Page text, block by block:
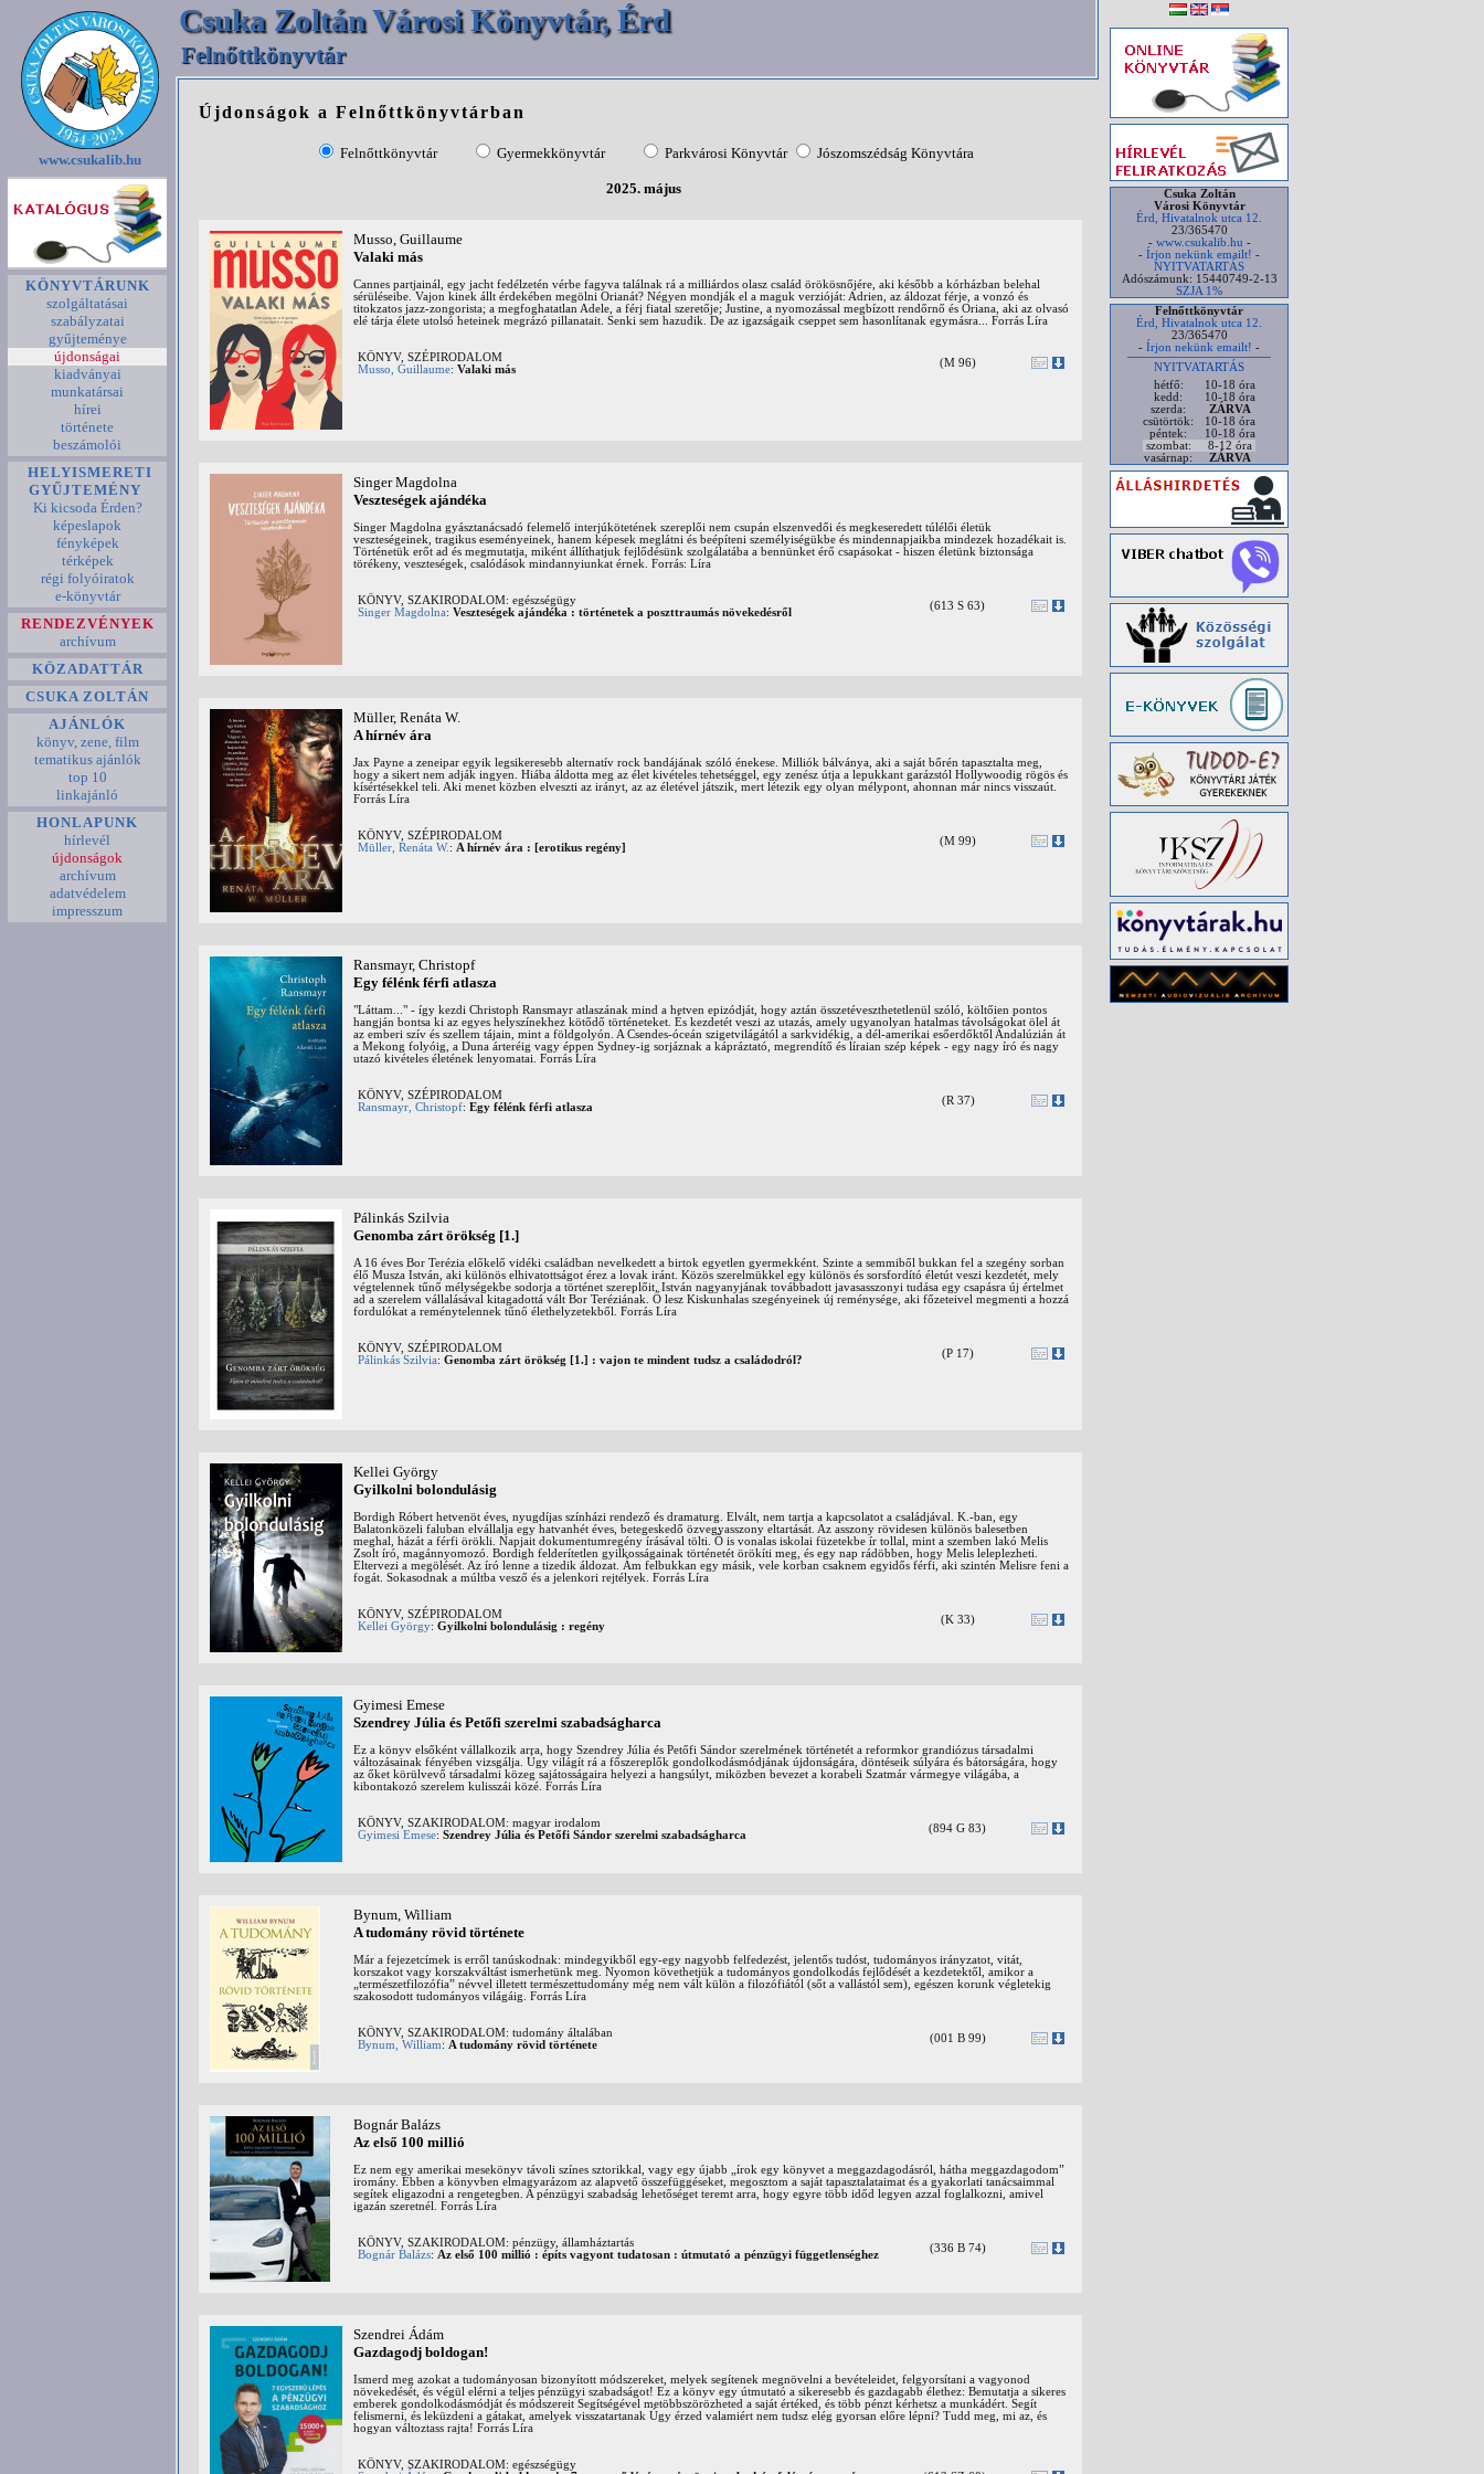
Csuka Zoltán Városi Könyvtár, Érd
Felnőttkönyvtár
www.csukalib.hu
KÖNYVTÁRUNK
szolgáltatásai
szabályzatai
gyűjteménye
újdonságai
kiadványai
munkatársai
hírei
története
beszámolói
HELYISMERETI
GYŰJTEMÉNY
Ki kicsoda Érden?
képeslapok
fényképek
térképek
régi folyóiratok
e-könyvtár
RENDEZVÉNYEK
archívum
KÖZADATTÁR
CSUKA ZOLTÁN
AJÁNLÓK
könyv, zene, film
tematikus ajánlók
top 10
linkajánló
HONLAPUNK
hírlevél
újdonságok
archívum
adatvédelem
impresszum
Újdonságok a Felnőttkönyvtárban
Felnőttkönyvtár Gyermekkönyvtár Parkvárosi Könyvtár Jószomszédság Könyvtára
2025. május
Musso, Guillaume
Valaki más
Cannes partjainál, egy jacht fedélzetén vérbe fagyva találnak rá a milliárdos olasz család örökösnőjére, aki később a kórházban belehal
sérüléseibe. Vajon kinek állt érdekében megölni Orianát? Négyen mondják el a maguk verzióját: Adrien, az áldozat férje, a vonzó és
titokzatos jazz-zongorista; a megfoghatatlan Adele, a férj fiatal szeretője; Justine, a nyomozással megbízott rendőrnő és Oriana, aki az olvasó
elé tárja élete utolsó heteinek megrázó pillanatait. Senki sem hazudik. De az igazságaik cseppet sem hasonlítanak egymásra... Forrás Líra
KÖNYV, SZÉPIRODALOM
Musso, Guillaume: Valaki más
(M 96)
Singer Magdolna
Veszteségek ajándéka
Singer Magdolna gyásztanácsadó felemelő interjúkötetének szereplői nem csupán elszenvedői és megkeseredett túlélői életük
veszteségeinek, tragikus eseményeinek, hanem képesek meglátni és beépíteni személyiségükbe és mindennapjaikba mindezek hozadékait is.
Történetük erőt ad és megmutatja, miként állíthatjuk fejlődésünk szolgálatába a bennünket érő csapásokat - hiszen életünk biztonsága
törékeny, veszteségek, csalódások mindannyiunkat érnek. Forrás: Líra
KÖNYV, SZAKIRODALOM: egészségügy
Singer Magdolna: Veszteségek ajándéka : történetek a poszttraumás növekedésről
(613 S 63)
Müller, Renáta W.
A hírnév ára
Jax Payne a zeneipar egyik legsikeresebb alternatív rock bandájának szóló énekese. Milliók bálványa, aki a saját bőrén tapasztalta meg,
hogy a sikert nem adják ingyen. Hiába áldotta meg az élet kivételes tehetséggel, egy zenész útja a lepukkant garázstól Hollywoodig rögös és
kísértésekkel teli. Aki menet közben elveszti az irányt, az az életével játszik, mert létezik egy olyan mélypont, ahonnan már nincs visszaút.
Forrás Líra
KÖNYV, SZÉPIRODALOM
Müller, Renáta W.: A hírnév ára : [erotikus regény]
(M 99)
Ransmayr, Christopf
Egy félénk férfi atlasza
"Láttam..." - így kezdi Christoph Ransmayr atlaszának mind a hetven epizódját, hogy aztán összetéveszthetetlenül szóló, költőien pontos
hangján bontsa ki az egyes helyszínekhez kötődő történeteket. És kezdetét veszi az utazás, amely ugyanolyan hatalmas távolságokat ölel át
az emberi szív és szellem tájain, mint a földgolyón. A Csendes-óceán szigetvilágától a sarkvidékig, a dél-amerikai esőerdőktől Andalúzián át
a Mekong folyóig, a Duna árteréig vagy éppen Sydney-ig sorjáznak a kápráztató, megrendítő és líraian szép képek - egy nagy író és nagy
utazó kivételes életének lenyomatai. Forrás Líra
KÖNYV, SZÉPIRODALOM
Ransmayr, Christopf: Egy félénk férfi atlasza
(R 37)
Pálinkás Szilvia
Genomba zárt örökség [1.]
A 16 éves Bor Terézia előkelő vidéki családban nevelkedett a birtok egyetlen gyermekként. Szinte a semmiből bukkan fel a szegény sorban
élő Musza István, aki különös elhivatottságot érez a lovak iránt. Közös szerelmükkel egy különös és sorsfordító életút veszi kezdetét, mely
végtelennek tűnő mélységekbe sodorja a történet szereplőit. István nagyanyjának továbbadott javasasszonyi tudása egy csapásra új értelmet
ad a szerelem vállalásával kitagadottá vált Bor Teréziának. Ő lesz Kiskunhalas szegényeinek új reménysége, aki főzeteivel megmenti a hozzá
fordulókat a reménytelennek tűnő élethelyzetekből. Forrás Líra
KÖNYV, SZÉPIRODALOM
Pálinkás Szilvia: Genomba zárt örökség [1.] : vajon te mindent tudsz a családodról?
(P 17)
Kellei György
Gyilkolni bolondulásig
Bordigh Róbert hetvenöt éves, nyugdíjas színházi rendező és dramaturg. Elvált, nem tartja a kapcsolatot a családjával. K.-ban, egy
Balatonközeli faluban elvállalja egy hatvanhét éves, betegeskedő özvegyasszony eltartását. Az asszony rövidesen különös balesetben
meghal, házát a férfi örökli. Napjait dokumentumregény írásával tölti. Ő is vonalas iskolai füzetekbe ír tollal, mint a szemben lakó Melis
Zsolt író, magánnyomozó. Bordigh felderítetlen gyilkosságainak történetét örökíti meg, és egy nap rádöbben, hogy Melis leleplezheti.
Eltervezi a megölését. Az író lenne a tizedik áldozat. Ám felbukkan egy másik, vele korban csaknem egyidős férfi, aki szintén Melisre feni a
fogát. Sokasodnak a múltba vesző és a jelenkori rejtélyek. Forrás Líra
KÖNYV, SZÉPIRODALOM
Kellei György: Gyilkolni bolondulásig : regény
(K 33)
Gyimesi Emese
Szendrey Júlia és Petőfi szerelmi szabadságharca
Ez ​a könyv elsőként vállalkozik arra, hogy Szendrey Júlia és Petőfi Sándor szerelmének történetét a reformkor grandiózus társadalmi
változásainak fényében vizsgálja. Úgy világít rá a főszereplők gondolkodásmódjának újdonságára, döntéseik súlyára és bátorságára, hogy
az őket körülvevő társadalmi közeg sajátosságaira helyezi a hangsúlyt, miközben bevezet a korabeli Szatmár vármegye világába, a
kibontakozó szerelem kulisszái közé. Forrás Líra
KÖNYV, SZAKIRODALOM: magyar irodalom
Gyimesi Emese: Szendrey Júlia és Petőfi Sándor szerelmi szabadságharca
(894 G 83)
Bynum, William
A tudomány rövid története
Már a fejezetcímek is erről tanúskodnak: mindegyikből egy-egy nagyobb felfedezést, jelentős tudóst, tudományos irányzatot, vitát,
korszakot vagy korszakváltást ismerhetünk meg. Nyomon követhetjük a tudományos gondolkodás fejlődését a kezdetektől, amikor a
„természetfilozófia” névvel illetett természettudomány még nem vált külön a filozófiától (sőt a vallástól sem), egészen korunk végletekig
szakosodott tudományos világáig. Forrás Líra
KÖNYV, SZAKIRODALOM: tudomány általában
Bynum, William: A tudomány rövid története
(001 B 99)
Bognár Balázs
Az első 100 millió
Ez nem egy amerikai mesekönyv távoli színes sztorikkal, vagy egy újabb „írok egy könyvet a meggazdagodásról, hátha meggazdagodom”
iromány. Ebben a könyvben elmagyarázom az alapvető összefüggéseket, megosztom a saját tapasztalataimat és a gyakorlati tanácsaimmal
segítek eligazodni a rengetegben. A pénzügyi szabadság lehetőséget teremt arra, hogy egyre több időd legyen azzal foglalkozni, amivel
igazán szeretnél. Forrás Líra
KÖNYV, SZAKIRODALOM: pénzügy, államháztartás
Bognár Balázs: Az első 100 millió : építs vagyont tudatosan : útmutató a pénzügyi függetlenséghez
(336 B 74)
Szendrei Ádám
Gazdagodj boldogan!
Ismerd meg azokat a tudományosan bizonyított módszereket, melyek segítenek megnövelni a bevételeidet, felgyorsítani a vagyonod
növekedését, és végül elérni a teljes pénzügyi szabadságot! Ez a könyv egy útmutató a sikeresebb és gazdagabb élethez: Bemutatja a sikeres
emberek gondolkodásmódját és módszereit Segítségével metöbbszörözheted a saját értéked, és több pénzt kérhetsz a munkádért. Segít
felismerni, és leküzdeni a gátakat, amelyek visszatartanak Úgy érzed valamiért nem tudsz elég gyorsan előre lépni? Tudd meg, mi az, és
hogyan változtass rajta! Forrás Líra
KÖNYV, SZAKIRODALOM: egészségügy
Csuka Zoltán
Városi Könyvtár
Érd, Hivatalnok utca 12.
23/365470
- www.csukalib.hu -
- Írjon nekünk emailt! -
NYITVATARTÁS
Adószámunk: 15440749-2-13
SZJA 1%
Felnőttkönyvtár
Érd, Hivatalnok utca 12.
23/365470
- Írjon nekünk emailt! -
NYITVATARTÁS
hétfő:
10-18 óra
kedd:
10-18 óra
szerda:
ZÁRVA
csütörtök:
10-18 óra
péntek:
10-18 óra
szombat:
8-12 óra
vasárnap:
ZÁRVA